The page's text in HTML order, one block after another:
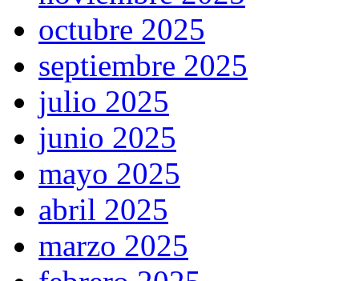
octubre 2025
septiembre 2025
julio 2025
junio 2025
mayo 2025
abril 2025
marzo 2025